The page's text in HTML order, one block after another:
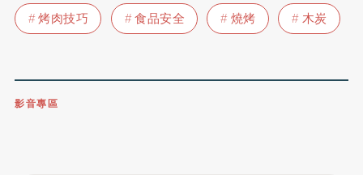
烤肉技巧
食品安全 燒烤 木炭
影音專區